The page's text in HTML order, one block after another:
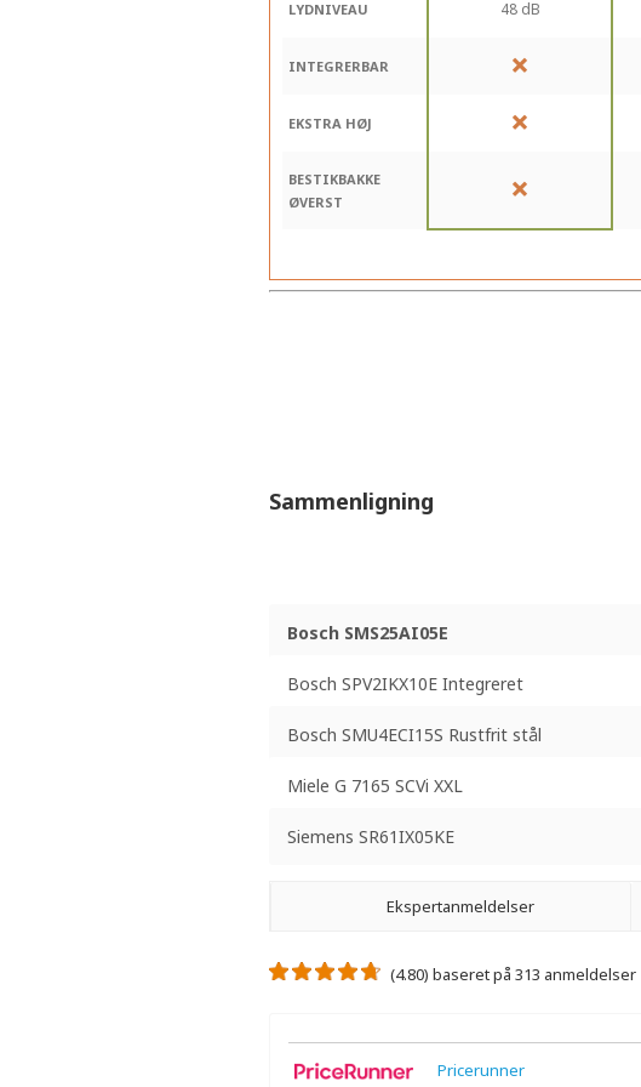
LYDNIVEAU 48 dB
INTEGRERBAR
EKSTRA HØJ
BESTIKBAKKE
ØVERST
Sammenligning
Bosch SMS25AI05E
Bosch SPV2IKX10E Integreret
Bosch SMU4ECI15S Rustfrit stål
Miele G 7165 SCVi XXL
Siemens SR61IX05KE
Ekspertanmeldelser
(4.80) baseret på 313 anmeldelser
Pricerunner